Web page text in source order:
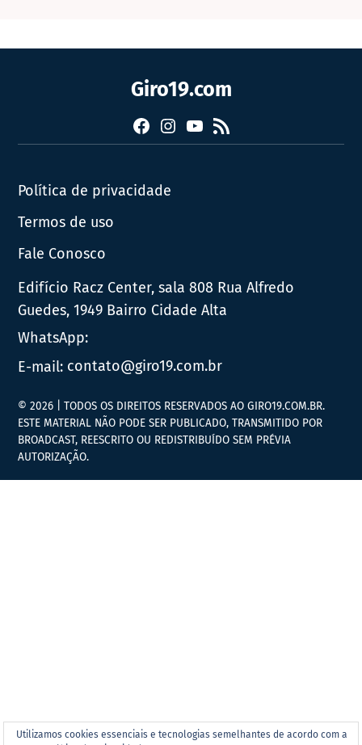
Giro19.com
FacebookInstagram
YouTube
RSS
Política de privacidade
Termos de uso
Fale Conosco
Edifício Racz Center, sala 808 Rua Alfredo
Guedes, 1949 Bairro Cidade Alta
WhatsApp:
E-mail: contato@giro19.com.br
Utilizamos cookies essenciais e tecnologias semelhantes de acordo com a
© 2026 | TODOS OS DIREITOS RESERVADOS AO GIRO19.COM.BR.
ESTE MATERIAL NÃO PODE SER PUBLICADO, TRANSMITIDO POR
BROADCAST, REESCRITO OU REDISTRIBUÍDO SEM PRÉVIA
AUTORIZAÇÃO.